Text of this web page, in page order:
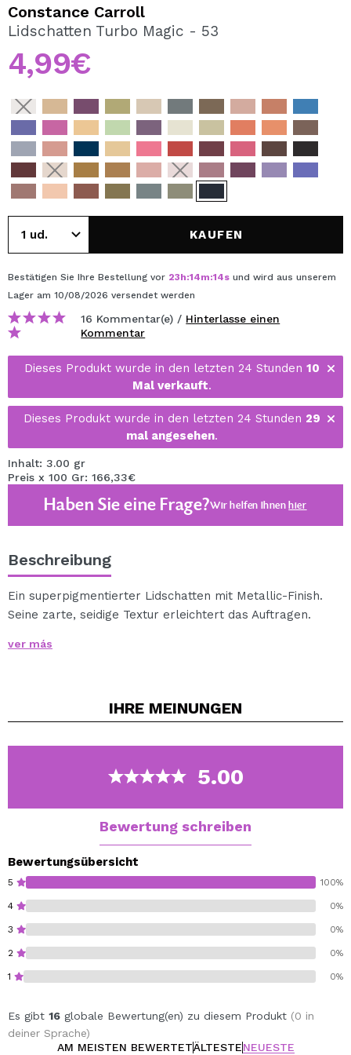
REGISTRIEREN
Durch die Erstellung eines Kontos bei Maquillalia.de
können Sie Ihre Einkäufe schnell tätigen, den Status Ihrer
einsehen.
BENUTZERKONTO ERSTELLEN
Constance Carroll
Lidschatten Turbo Magic - 53
4,99€
KAUFEN
Bestätigen Sie Ihre Bestellung vor 23h:14m:14s und wird aus unserem
Lager am 10/08/2026 versendet werden
16 Kommentar(e) / Hinterlasse einen
Kommentar
Dieses Produkt wurde in den letzten 24 Stunden 10
Mal verkauft.
Dieses Produkt wurde in den letzten 24 Stunden 29
mal angesehen.
Inhalt: 3.00 gr
Preis x 100 Gr: 166,33€
Haben Sie eine Frage?Wir helfen Ihnenhier
Beschreibung
Ein superpigmentierter Lidschatten mit Metallic-Finish.
Seine zarte, seidige Textur erleichtert das Auftragen.
ver más
IHRE MEINUNGEN
5.00
Bewertung schreiben
Bewertungsübersicht
5 100%
4 0%
3 0%
2 0%
1 0%
Es gibt 16 globale Bewertung(en) zu diesem Produkt (0 in
deiner Sprache)
AM MEISTEN BEWERTETÄLTESTENEUESTE